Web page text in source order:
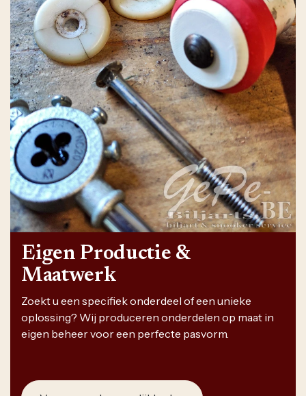
Eigen Productie &
Maatwerk
Zoekt u een specifiek onderdeel of een unieke
oplossing? Wij produceren onderdelen op maat in
eigen beheer voor een perfecte pasvorm.